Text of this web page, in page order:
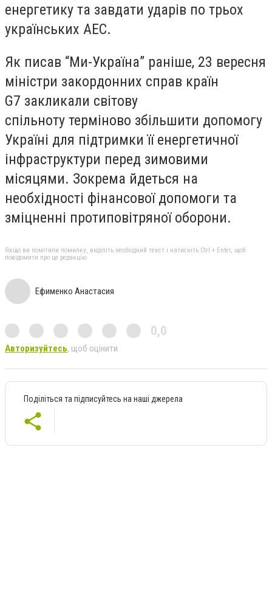
енергетику та завдати ударів по трьох
українських АЕС.
Як писав “Ми-Україна” раніше, 23 вересня
міністри закордонних справ країн
G7 закликали світову
спільноту терміново збільшити допомогу
Україні для підтримки її енергетичної
інфраструктури перед зимовими
місяцями. Зокрема йдеться на
необхідності фінансової допомоги та
зміцненні протиповітряної оборони.
Якщо ви помітили помилку, виділіть необхідний текст і натисніть Ctrl + Enter, щоб
повідомити про це редакцію
Ефименко Анастасия
0,0
Авторизуйтесь, щоб оцінити
Поділіться та підписуйтесь на наші джерела